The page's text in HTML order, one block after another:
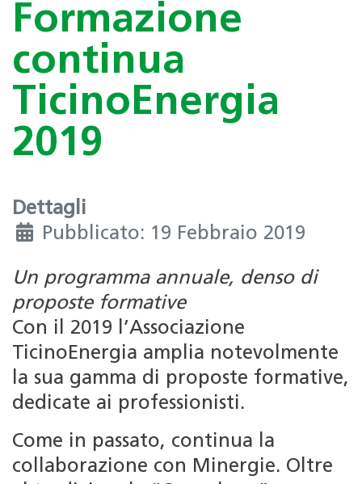
Formazione
continua
TicinoEnergia
2019
Dettagli
Pubblicato: 19 Febbraio 2019
Un programma annuale, denso di
proposte formative
Con il 2019 l’Associazione
TicinoEnergia amplia notevolmente
la sua gamma di proposte formative,
dedicate ai professionisti.
Come in passato, continua la
collaborazione con Minergie. Oltre